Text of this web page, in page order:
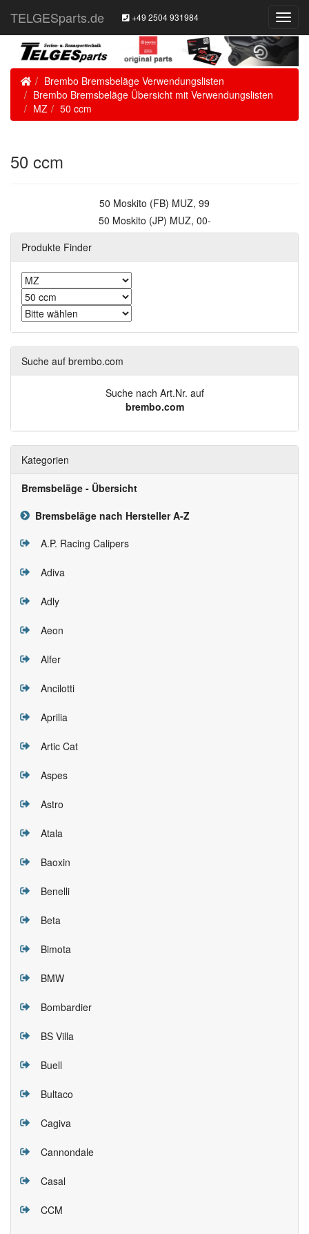
TELGESparts.de +49 2504 931984
HomeBrembo Bremsbeläge Verwendungslisten
Brembo Bremsbeläge Übersicht mit Verwendungslisten
MZ
50 ccm
50 ccm
50 Moskito (FB) MUZ, 99
50 Moskito (JP) MUZ, 00-
Produkte Finder
Suche auf brembo.com
Suche nach Art.Nr. auf
brembo.com
Kategorien
Bremsbeläge - Übersicht
Bremsbeläge nach Hersteller A-Z
A.P. Racing Calipers
Adiva
Adly
Aeon
Alfer
Ancilotti
Aprilia
Artic Cat
Aspes
Astro
Atala
Baoxin
Benelli
Beta
Bimota
BMW
Bombardier
BS Villa
Buell
Bultaco
Cagiva
Cannondale
Casal
CCM